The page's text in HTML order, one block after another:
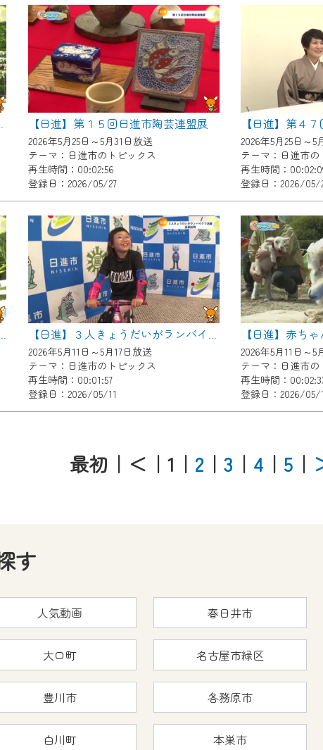
一心泣き相撲 【日進】第１５回日進市陶芸連盟展
2026年5月25日～5月31日放送
テーマ：日進市のトピックス
再生時間：00:02:56
登録日：2026/05/27
【日進】第４
2026年5月25日～5
テーマ：日進市の
再生時間：
登録日：2026/05/
さん 品評会で特別賞！ 【日進】３人きょうだいがランバイクで活躍 表敬訪問
2026年5月11日～5月17日放送
テーマ：日進市のトピックス
再生時間：00:01:57
登録日：2026/05/11
2026年5月11日～5
テーマ：日進市の
再生時間：
登録日：2026/05/
最初 ｜＜ ｜1 ｜ 2 ｜ 3 ｜ 4 ｜ 5 ｜
す
人気動画 春日井市
大口町 名古屋市緑区
豊川市 各務原市
白川町 本巣市
ーアルにともないメンテナンス作業を予定しています
の画面が「メンテナンス中」になり、ご利用いた
ますが、ご了承の程よろしくお願いいたします。